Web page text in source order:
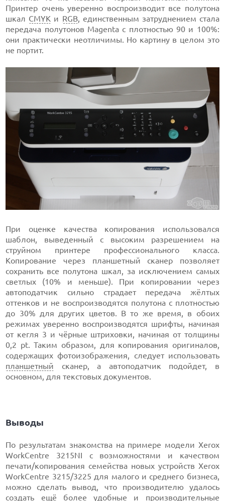
Принтер очень уверенно воспроизводит все полутона
шкал CMYK и RGB, единственным затруднением стала
передача полутонов Magenta с плотностью 90 и 100%:
они практически неотличимы. Но картину в целом это
не портит.
При оценке качества копирования использовался
шаблон, выведенный с высоким разрешением на
струйном принтере профессионального класса.
Копирование через планшетный сканер позволяет
сохранить все полутона шкал, за исключением самых
светлых (10% и меньше). При копировании через
автоподатчик сильно страдает передача жёлтых
оттенков и не воспроизводятся полутона с плотностью
до 30% для других цветов. В то же время, в обоих
режимах уверенно воспроизводятся шрифты, начиная
от кегля 3 и чёрные штриховки, начиная от толщины
0,2 pt. Таким образом, для копирования оригиналов,
содержащих фотоизображения, следует использовать
планшетный сканер, а автоподатчик подойдет, в
основном, для текстовых документов.
Выводы
По результатам знакомства на примере модели Xerox
WorkCentre 3215NI с возможностями и качеством
печати/копирования семейства новых устройств Xerox
WorkCentre 3215/3225 для малого и среднего бизнеса,
можно сделать вывод, что производителю удалось
создать ещё более удобные и производительные